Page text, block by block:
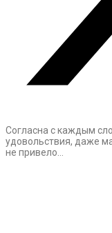
Согласна с каждым
удовольствия, даже
не привело…